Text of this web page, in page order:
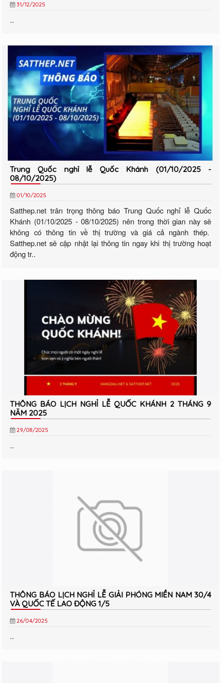
31/12/2025
..
Trung Quốc nghỉ lễ Quốc Khánh (01/10/2025 -
08/10/2025)
01/10/2025
Satthep.net trân trọng thông báo Trung Quốc nghỉ lễ Quốc
Khánh (01/10/2025 - 08/10/2025) nên trong thời gian này sẽ
không có thông tin về thị trường và giá cả ngành thép.
Satthep.net sẽ cập nhật lại thông tin ngay khi thị trường hoạt
động tr..
THÔNG BÁO LỊCH NGHỈ LỄ QUỐC KHÁNH 2 THÁNG 9
NĂM 2025
29/08/2025
..
THÔNG BÁO LỊCH NGHỈ LỄ GIẢI PHÓNG MIỀN NAM 30/4
VÀ QUỐC TẾ LAO ĐỘNG 1/5
26/04/2025
..